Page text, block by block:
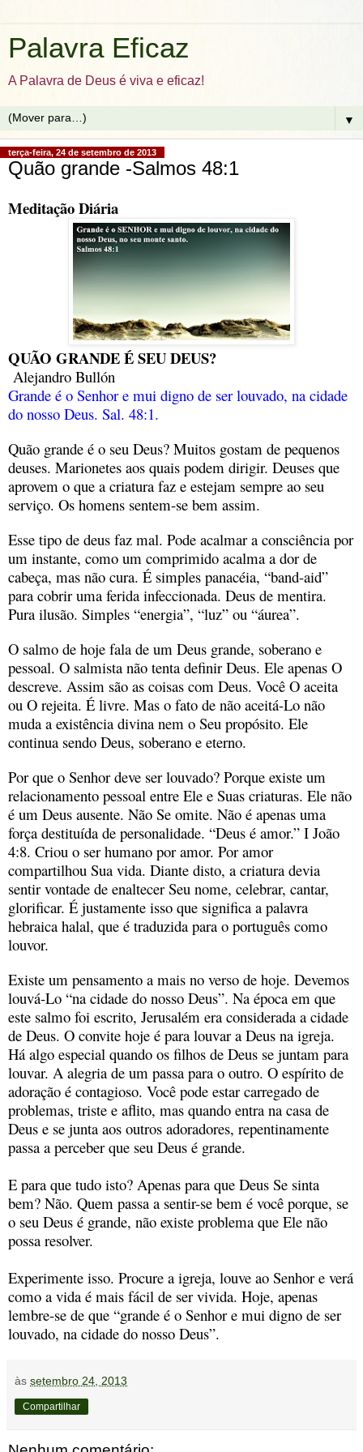
Palavra Eficaz
A Palavra de Deus é viva e eficaz!
▼
terça-feira, 24 de setembro de 2013
Quão grande -Salmos 48:1
Meditação Diária
QUÃO GRANDE É SEU DEUS?
Alejandro Bullón
Grande é o Senhor e mui digno de ser louvado, na cidade
do nosso Deus. Sal. 48:1.
Quão grande é o seu Deus? Muitos gostam de pequenos
deuses. Marionetes aos quais podem dirigir. Deuses que
aprovem o que a criatura faz e estejam sempre ao seu
serviço. Os homens sentem-se bem assim.
Esse tipo de deus faz mal. Pode acalmar a consciência por
um instante, como um comprimido acalma a dor de
cabeça, mas não cura. É simples panacéia, “band-aid”
para cobrir uma ferida infeccionada. Deus de mentira.
Pura ilusão. Simples “energia”, “luz” ou “áurea”.
O salmo de hoje fala de um Deus grande, soberano e
pessoal. O salmista não tenta definir Deus. Ele apenas O
descreve. Assim são as coisas com Deus. Você O aceita
ou O rejeita. É livre. Mas o fato de não aceitá-Lo não
muda a existência divina nem o Seu propósito. Ele
continua sendo Deus, soberano e eterno.
Por que o Senhor deve ser louvado? Porque existe um
relacionamento pessoal entre Ele e Suas criaturas. Ele não
é um Deus ausente. Não Se omite. Não é apenas uma
força destituída de personalidade. “Deus é amor.” I João
4:8. Criou o ser humano por amor. Por amor
compartilhou Sua vida. Diante disto, a criatura devia
sentir vontade de enaltecer Seu nome, celebrar, cantar,
glorificar. É justamente isso que significa a palavra
hebraica halal, que é traduzida para o português como
louvor.
Existe um pensamento a mais no verso de hoje. Devemos
louvá-Lo “na cidade do nosso Deus”. Na época em que
este salmo foi escrito, Jerusalém era considerada a cidade
de Deus. O convite hoje é para louvar a Deus na igreja.
Há algo especial quando os filhos de Deus se juntam para
louvar. A alegria de um passa para o outro. O espírito de
adoração é contagioso. Você pode estar carregado de
problemas, triste e aflito, mas quando entra na casa de
Deus e se junta aos outros adoradores, repentinamente
passa a perceber que seu Deus é grande.
E para que tudo isto? Apenas para que Deus Se sinta
bem? Não. Quem passa a sentir-se bem é você porque, se
o seu Deus é grande, não existe problema que Ele não
possa resolver.
Experimente isso. Procure a igreja, louve ao Senhor e verá
como a vida é mais fácil de ser vivida. Hoje, apenas
lembre-se de que “grande é o Senhor e mui digno de ser
louvado, na cidade do nosso Deus”.
às setembro 24, 2013
Compartilhar